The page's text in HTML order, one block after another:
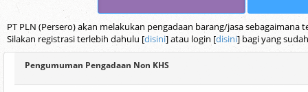
PT PLN (Persero) akan melakukan pengadaan barang/jasa
Silakan registrasi terlebih dahulu [disini] atau login [disini] bagi yang
Pengumuman Pengadaan Non KHS